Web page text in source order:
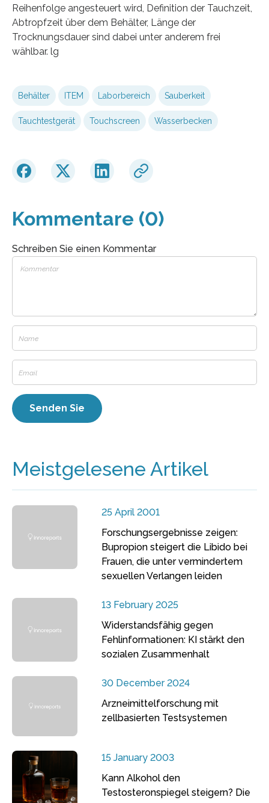
Reihenfolge angesteuert wird, Definition der Tauchzeit,
Abtropfzeit über dem Behälter, Länge der
Trocknungsdauer sind dabei unter anderem frei
wählbar. lg
Behälter ITEM Laborbereich Sauberkeit
Tauchtestgerät Touchscreen Wasserbecken
Kommentare (0)
Schreiben Sie einen Kommentar
Meistgelesene Artikel
25 April 2001
Forschungsergebnisse zeigen:
Bupropion steigert die Libido bei
Frauen, die unter vermindertem
sexuellen Verlangen leiden
13 February 2025
Widerstandsfähig gegen
Fehlinformationen: KI stärkt den
sozialen Zusammenhalt
30 December 2024
Arzneimittelforschung mit
zellbasierten Testsystemen
15 January 2003
Kann Alkohol den
Testosteronspiegel steigern? Die